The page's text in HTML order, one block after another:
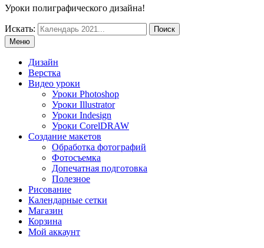
Уроки полиграфического дизайна!
Искать:
Меню
Дизайн
Верстка
Видео уроки
Уроки Photoshop
Уроки Illustrator
Уроки Indesign
Уроки CorelDRAW
Создание макетов
Обработка фотографий
Фотосъемка
Допечатная подготовка
Полезное
Рисование
Календарные сетки
Магазин
Корзина
Мой аккаунт